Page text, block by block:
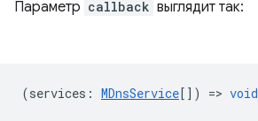
Параметр callback выглядит так:
(services : MDnsService[]) => void